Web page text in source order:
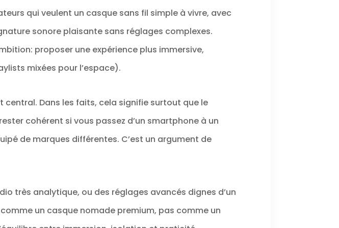
qui veulent un casque sans fil simple à vivre, avec
sonore plaisante sans réglages complexes.
proposer une expérience plus immersive,
mixées pour l’espace).
Dans les faits, cela signifie surtout que le
cohérent si vous passez d’un smartphone à un
de marques différentes. C’est un argument de
très analytique, ou des réglages avancés dignes d’un
un casque nomade premium, pas comme un